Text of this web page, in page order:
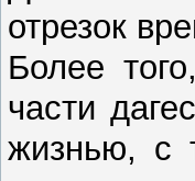
отрезок
Более
части
жизнью, с